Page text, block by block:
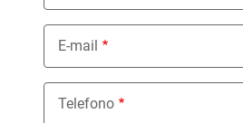
E-mail
Telefono